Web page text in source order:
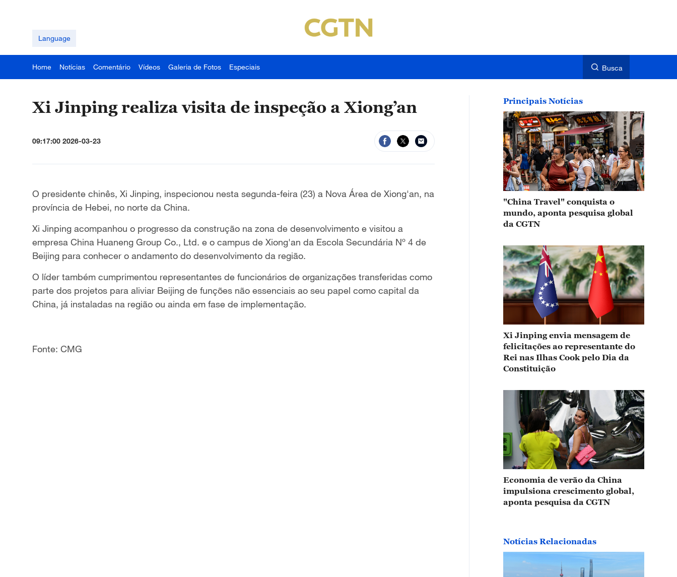
Language
Home Notícias Comentário Vídeos Galeria de Fotos Especiais Busca
Xi Jinping realiza visita de inspeção a Xiong’an
09:17:00 2026-03-23
O presidente chinês, Xi Jinping, inspecionou nesta segunda-feira (23) a Nova Área de Xiong'an, na
província de Hebei, no norte da China.
Xi Jinping acompanhou o progresso da construção na zona de desenvolvimento e visitou a
empresa China Huaneng Group Co., Ltd. e o campus de Xiong'an da Escola Secundária Nº 4 de
Beijing para conhecer o andamento do desenvolvimento da região.
O líder também cumprimentou representantes de funcionários de organizações transferidas como
parte dos projetos para aliviar Beijing de funções não essenciais ao seu papel como capital da
China, já instaladas na região ou ainda em fase de implementação.
Fonte: CMG
Principais Notícias
"China Travel" conquista o
mundo, aponta pesquisa global
da CGTN
Xi Jinping envia mensagem de
felicitações ao representante do
Rei nas Ilhas Cook pelo Dia da
Constituição
Economia de verão da China
impulsiona crescimento global,
aponta pesquisa da CGTN
Notícias Relacionadas